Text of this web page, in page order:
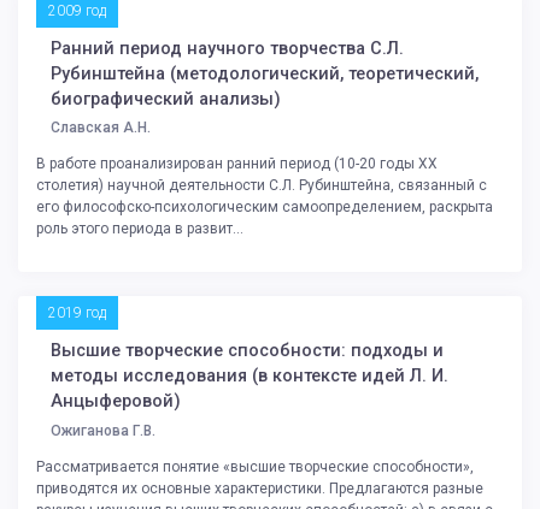
2009 год
Ранний период научного творчества С.Л.
Рубинштейна (методологический, теоретический,
биографический анализы)
Славская А.Н.
В работе проанализирован ранний период (10-20 годы ХХ
столетия) научной деятельности С.Л. Рубинштейна, связанный с
его философско-психологическим самоопределением, раскрыта
роль этого периода в развит...
2019 год
Высшие творческие способности: подходы и
методы исследования (в контексте идей Л. И.
Анцыферовой)
Ожиганова Г.В.
Рассматривается понятие «высшие творческие способности»,
приводятся их основные характеристики. Предлагаются разные